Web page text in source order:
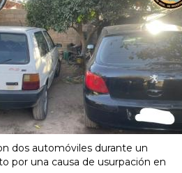
dos automóviles durante un
por una causa de usurpación en